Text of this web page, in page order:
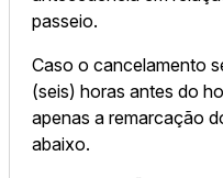
passeio.
Caso o cancelamento
(seis) horas antes do
apenas a remarcação
abaixo.